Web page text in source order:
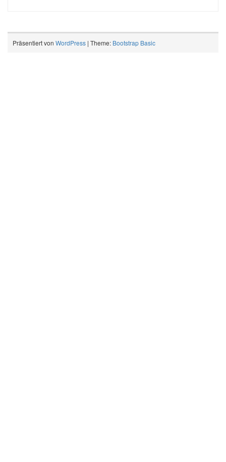
Präsentiert von WordPress | Theme: Bootstrap Basic